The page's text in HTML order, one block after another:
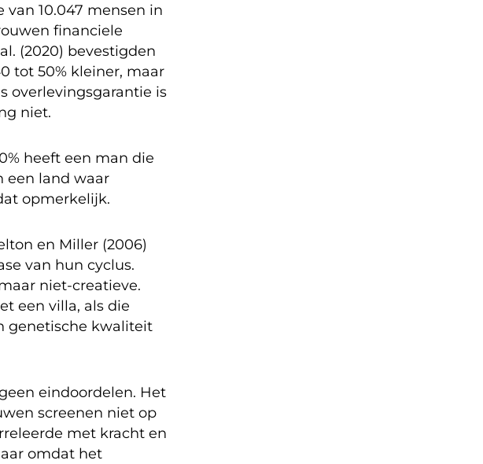
van 10.047 mensen in
financiele
(2020) bevestigden
tot 50% kleiner, maar
overlevingsgarantie is
niet.
heeft een man die
een land waar
opmerkelijk.
en Miller (2006)
van hun cyclus.
niet-creatieve.
een villa, als die
genetische kwaliteit
eindoordelen. Het
screenen niet op
met kracht en
omdat het